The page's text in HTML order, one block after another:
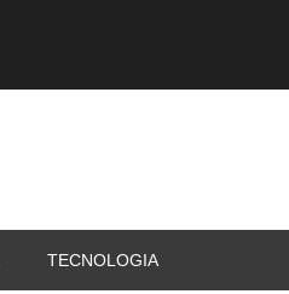
TECNOLOGIA